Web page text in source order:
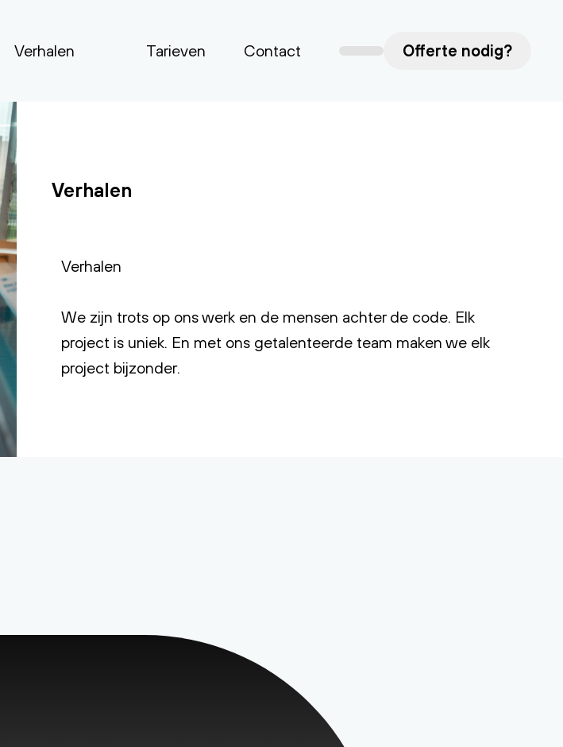
Verhalen Tarieven Contact Offerte nodig?
Verhalen
Verhalen
We zijn trots op ons werk en de mensen achter de code. Elk
project is uniek. En met ons getalenteerde team maken we elk
project bijzonder.